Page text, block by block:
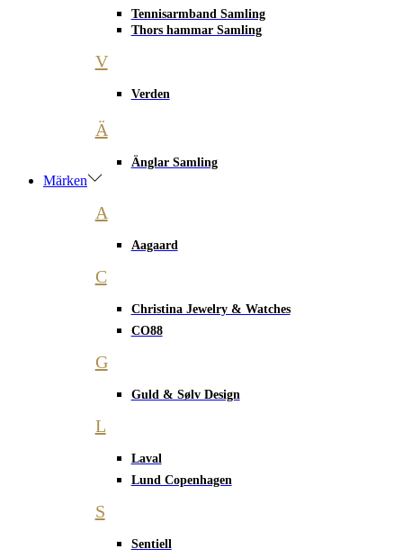
Tennisarmband Samling
Thors hammar Samling
V
Verden
Ä
Änglar Samling
Märken
A
Aagaard
C
Christina Jewelry & Watches
CO88
G
Guld & Sølv Design
L
Laval
Lund Copenhagen
S
Sentiell